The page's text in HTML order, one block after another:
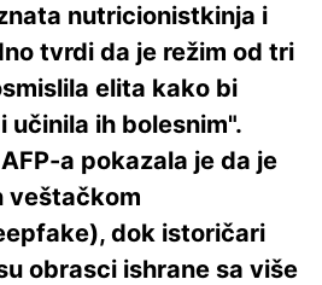
nutricionistkinja i
tvrdi da je režim od tri
elita kako bi
učinila ih bolesnim".
a pokazala je da je
veštačkom
dok istoričari
obrasci ishrane sa više